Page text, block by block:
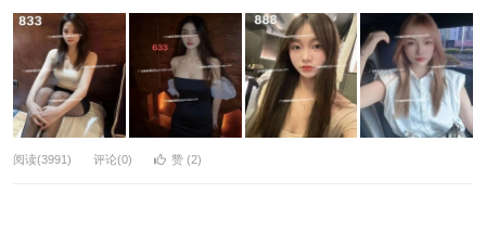
阅读(3991) 评论(0) 赞 (2)